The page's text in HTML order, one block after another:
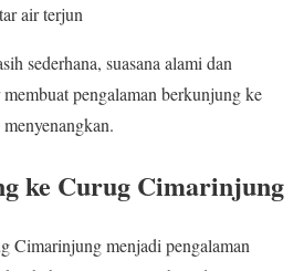
air terjun
sederhana, suasana alami dan
pengalaman berkunjung ke
ke Curug Cimarinjung
Cimarinjung menjadi pengalaman